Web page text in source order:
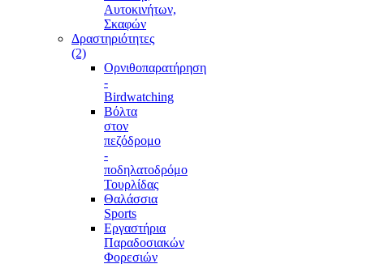
Αυτοκινήτων,
Σκαφών
Δραστηριότητες
(2)
Ορνιθοπαρατήρηση
-
Birdwatching
Βόλτα
στον
πεζόδρομο
-
ποδηλατοδρόμο
Τουρλίδας
Θαλάσσια
Sports
Εργαστήρια
Παραδοσιακών
Φορεσιών